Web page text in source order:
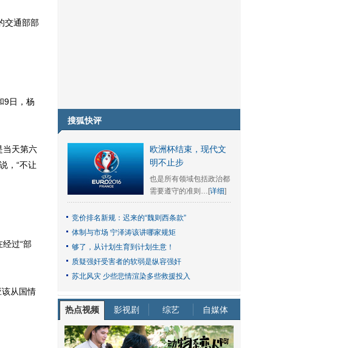
交通部部
9日，杨
天第六
，“不让
过“部
从国情
搜狐快评
欧洲杯结束，现代文
明不止步
也是所有领域包括政治都
需要遵守的准则…[详细]
竞价排名新规：迟来的“魏则西条款”
体制与市场 宁泽涛该讲哪家规矩
够了，从计划生育到计划生意！
质疑强奸受害者的软弱是纵容强奸
苏北风灾 少些悲情渲染多些救援投入
热点视频 影视剧 综艺 自媒体